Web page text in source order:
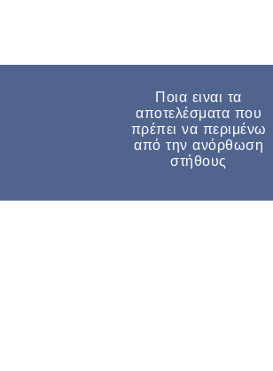
Ποια ειναι τα
αποτελέσματα που
πρέπει να περιμένω
από την ανόρθωση
στήθους